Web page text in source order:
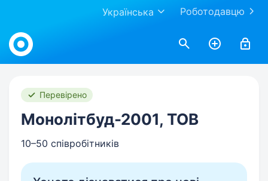
Роботодавцю
Українська
Work.ua
Перевірено
Монолітбуд-2001, ТОВ
10–50 співробітників